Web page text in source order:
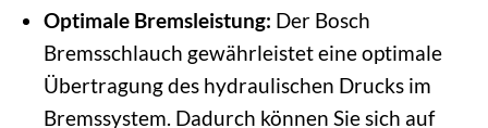
Optimale Bremsleistung: Der Bosch
Bremsschlauch gewährleistet eine optimale
Übertragung des hydraulischen Drucks im
Bremssystem. Dadurch können Sie sich auf